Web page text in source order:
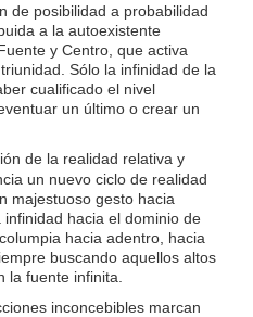
de posibilidad a probabilidad
a la autoexistente
y Centro, que activa
Sólo la infinidad de la
cualificado el nivel
un último o crear un
de la realidad relativa y
un nuevo ciclo de realidad
gesto hacia
hacia el dominio de
hacia adentro, hacia
buscando aquellos altos
la fuente infinita.
inconcebibles marcan